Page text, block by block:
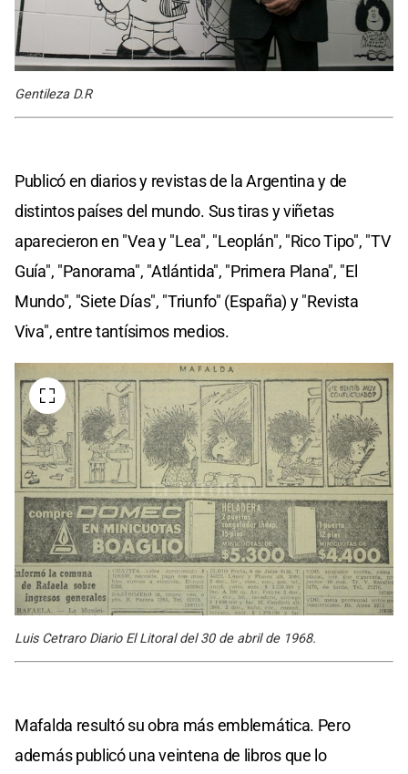
Gentileza D.R
Publicó en diarios y revistas de la Argentina y de
distintos países del mundo. Sus tiras y viñetas
aparecieron en "Vea y "Lea", "Leoplán", "Rico Tipo", "TV
Guía", "Panorama", "Atlántida", "Primera Plana", "El
Mundo", "Siete Días", "Triunfo" (España) y "Revista
Viva", entre tantísimos medios.
Luis Cetraro Diario El Litoral del 30 de abril de 1968.
Mafalda resultó su obra más emblemática. Pero
además publicó una veintena de libros que lo